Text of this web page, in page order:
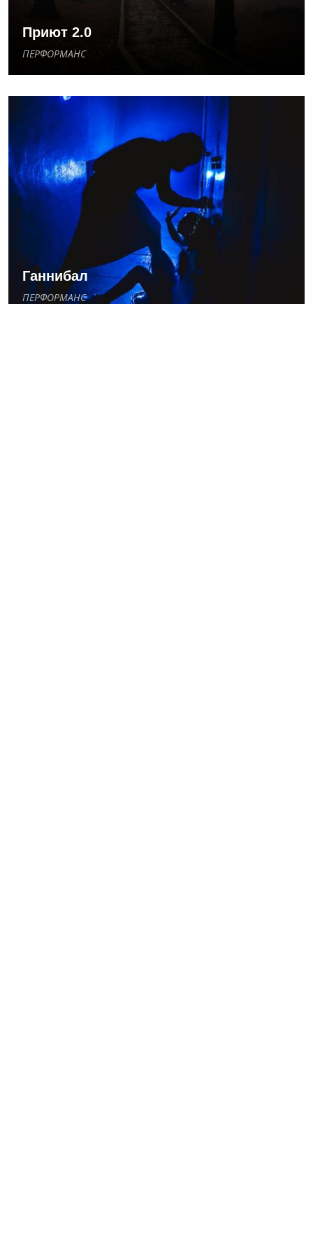
Приют 2.0
ПЕРФОРМАНС
Ганнибал
ПЕРФОРМАНС